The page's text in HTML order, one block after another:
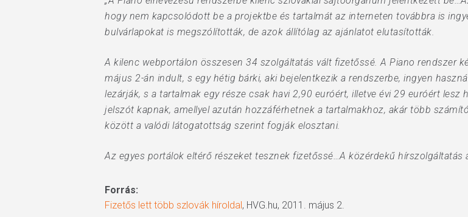
hogy nem kapcsolódott be a projektbe és tartalmát az interneten továbbra is
bulvárlapokat is megszólították, de azok állítólag az ajánlatot elutasították.
A kilenc webportálon összesen 34 szolgáltatás vált fizetőssé. A Piano rendszer
május 2-án indult, s egy hétig bárki, aki bejelentkezik a rendszerbe, ingyen
lezárják, s a tartalmak egy része csak havi 2,90 euróért, illetve évi 29 euróért
jelszót kapnak, amellyel azután hozzáférhetnek a tartalmakhoz, akár több
között a valódi látogatottság szerint fogják elosztani.
Az egyes portálok eltérő részeket tesznek fizetőssé…A közérdekű hírszolgáltatás
Forrás:
Fizetős lett több szlovák híroldal, HVG.hu, 2011. május 2.